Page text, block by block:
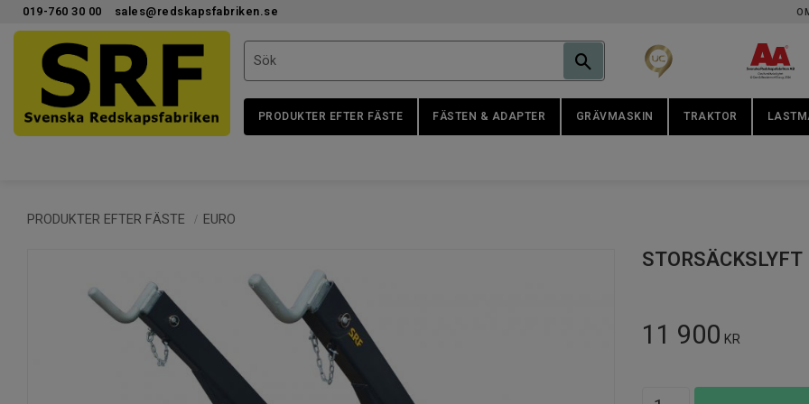
019-760 30 00 sales@redskapsfabriken.se
PRODUKTER EFTER FÄSTE FÄSTEN & ADAPTER GRÄVMASKIN TRAKTOR
PRODUKTER EFTER FÄSTE EURO
STORSÄCKSLYFT
11 900 KR